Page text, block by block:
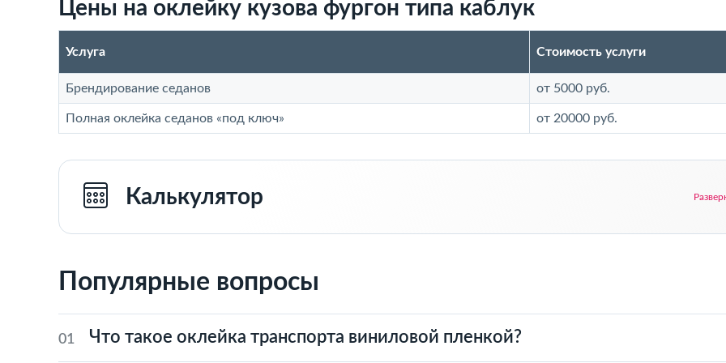
Цены на оклейку кузова фургон типа каблук
Услуга Стоимость услуги
Брендирование седанов от 5000 руб.
Полная оклейка седанов «под ключ» от 20000 руб.
Калькулятор
Популярные вопросы
01 Что такое оклейка транспорта виниловой пленкой?